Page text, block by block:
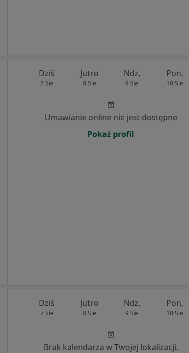
Dziś
7 Sie
Jutro
8 Sie
Ndz,
9 Sie
Pon,
10 Sie
Umawianie online nie jest dostępne
Pokaż profil
Dziś
7 Sie
Jutro
8 Sie
Ndz,
9 Sie
Pon,
10 Sie
Brak kalendarza w Twojej lokalizacji.